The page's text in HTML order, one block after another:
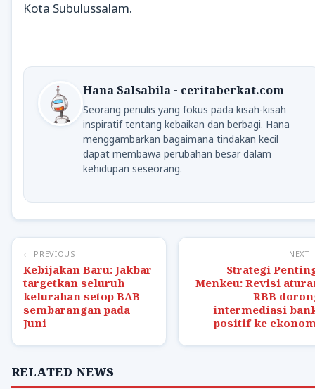
Kota Subulussalam.
Hana Salsabila - ceritaberkat.com
Seorang penulis yang fokus pada kisah-kisah
inspiratif tentang kebaikan dan berbagi. Hana
menggambarkan bagaimana tindakan kecil
dapat membawa perubahan besar dalam
kehidupan seseorang.
← PREVIOUS
Kebijakan Baru: Jakbar
targetkan seluruh
kelurahan setop BAB
sembarangan pada
Juni
NEXT
Strategi
Menkeu: Revisi
RBB
intermediasi
positif ke
RELATED NEWS